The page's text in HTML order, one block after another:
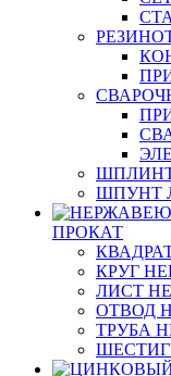
ШПУНТ
ПРОКАТ
КРУГ
ЛИСТ
ОТВОД
ТРУБА